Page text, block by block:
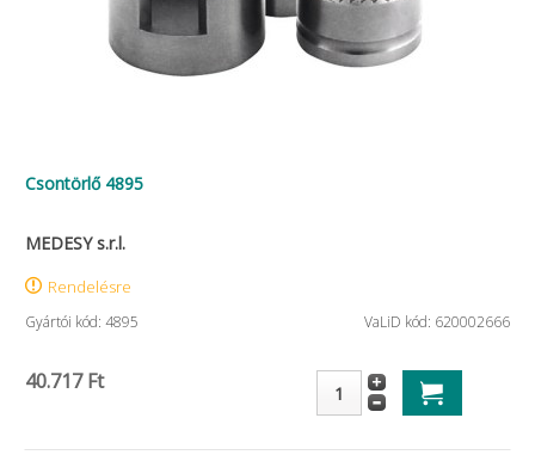
Csontörlő 4895
MEDESY s.r.l.
Rendelésre
Gyártói kód: 4895 VaLiD kód: 620002666
40.717 Ft